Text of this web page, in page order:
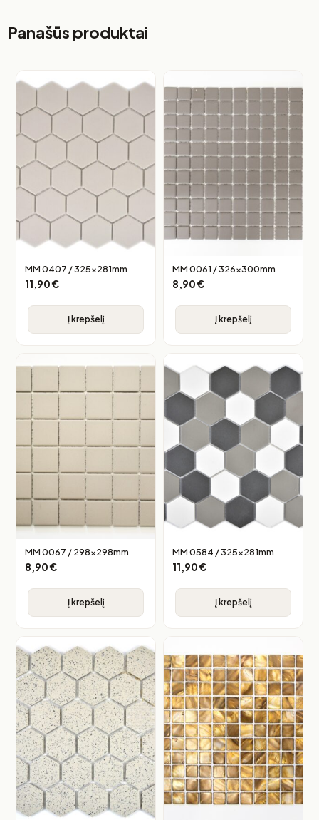
Panašūs produktai
MM 0407 / 325x281mm
11,90€
Į krepšelį
MM 0061 / 326x300mm
8,90€
Į krepšelį
MM 0067 / 298x298mm
8,90€
Į krepšelį
MM 0584 / 325x281mm
11,90€
Į krepšelį